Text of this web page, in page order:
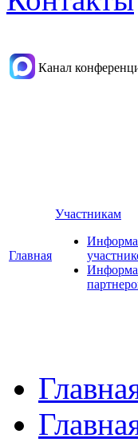
Канал
Главная
Участникам